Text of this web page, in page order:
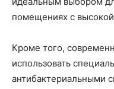
помещениях с
Кроме того,
использовать
антибактериальными